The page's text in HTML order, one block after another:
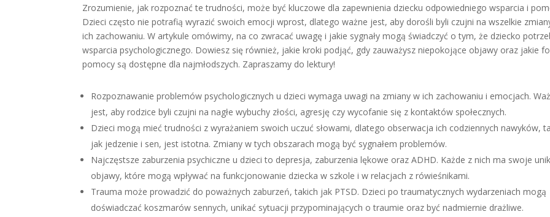
Zrozumienie, jak rozpoznać te trudności, może być kluczowe dla zapewnienia dziecku odpowiedniego wsparcia i
Dzieci często nie potrafią wyrazić swoich emocji wprost, dlatego ważne jest, aby dorośli byli czujni na wszelkie
ich zachowaniu. W artykule omówimy, na co zwracać uwagę i jakie sygnały mogą świadczyć o tym, że dziecko
wsparcia psychologicznego. Dowiesz się również, jakie kroki podjąć, gdy zauważysz niepokojące objawy oraz jakie
pomocy są dostępne dla najmłodszych. Zapraszamy do lektury!
Rozpoznawanie problemów psychologicznych u dzieci wymaga uwagi na zmiany w ich zachowaniu i emocjach.
jest, aby rodzice byli czujni na nagłe wybuchy złości, agresję czy wycofanie się z kontaktów społecznych.
Dzieci mogą mieć trudności z wyrażaniem swoich uczuć słowami, dlatego obserwacja ich codziennych nawyków,
jak jedzenie i sen, jest istotna. Zmiany w tych obszarach mogą być sygnałem problemów.
Najczęstsze zaburzenia psychiczne u dzieci to depresja, zaburzenia lękowe oraz ADHD. Każde z nich ma swoje
objawy, które mogą wpływać na funkcjonowanie dziecka w szkole i w relacjach z rówieśnikami.
Trauma może prowadzić do poważnych zaburzeń, takich jak PTSD. Dzieci po traumatycznych wydarzeniach mogą
doświadczać koszmarów sennych, unikać sytuacji przypominających o traumie oraz być nadmiernie drażliwe.